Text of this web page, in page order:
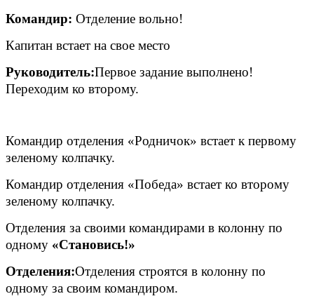
Командир: Отделение вольно!
Капитан встает на свое место
Руководитель:Первое задание выполнено!
Переходим ко второму.
Командир отделения «Родничок» встает к первому
зеленому колпачку.
Командир отделения «Победа» встает ко второму
зеленому колпачку.
Отделения за своими командирами в колонну по
одному «Становись!»
Отделения:Отделения строятся в колонну по
одному за своим командиром.